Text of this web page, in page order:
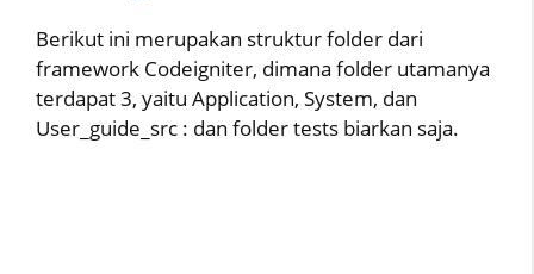
Berikut ini merupakan struktur folder dari
framework Codeigniter, dimana folder utamanya
terdapat 3, yaitu Application, System, dan
User_guide_src : dan folder tests biarkan saja.